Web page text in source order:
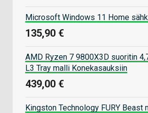
Microsoft Windows 11 Home
135,90 €
AMD Ryzen 7 9800X3D suoritin
L3 Tray malli Konekasauksiin
439,00 €
Kingston Technology FURY Beast